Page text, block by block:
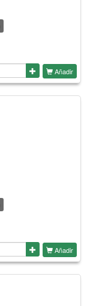
Añadir
Añadir